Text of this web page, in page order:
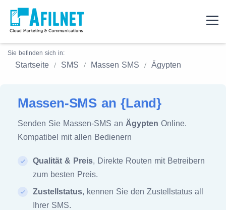
Sie befinden sich in:
Startseite SMS Massen SMS Ägypten
Massen-SMS an {Land}
Senden Sie Massen-SMS an Ägypten Online.
Kompatibel mit allen Bedienern
Qualität & Preis, Direkte Routen mit Betreibern
zum besten Preis.
Zustellstatus, kennen Sie den Zustellstatus all
Ihrer SMS.